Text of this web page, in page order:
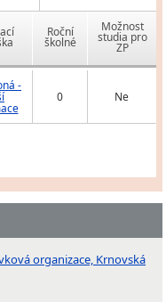
Roční
školné
Možnost
studia pro
ZP
-
0 Ne
organizace, Krnovská